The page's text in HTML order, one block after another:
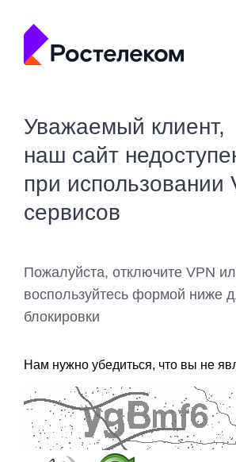
Уважаемый клиент,
наш сайт
при использовании
сервисов
Пожалуйста, отключите VPN
воспользуйтесь формой ниже
блокировки
Нам нужно убедиться, что вы не